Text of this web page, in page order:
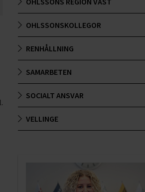
OHLSSONSKOLLEGOR
RENHÅLLNING
SAMARBETEN
SOCIALT ANSVAR
VELLINGE